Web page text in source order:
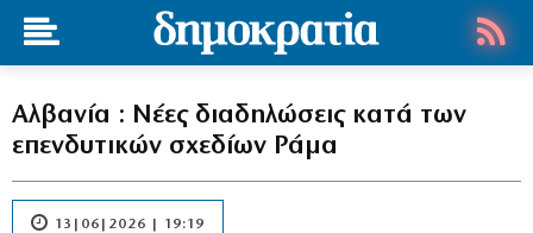
Αλβανία : Νέες διαδηλώσεις κατά των
επενδυτικών σχεδίων Ράμα
13|06|2026 | 19:19